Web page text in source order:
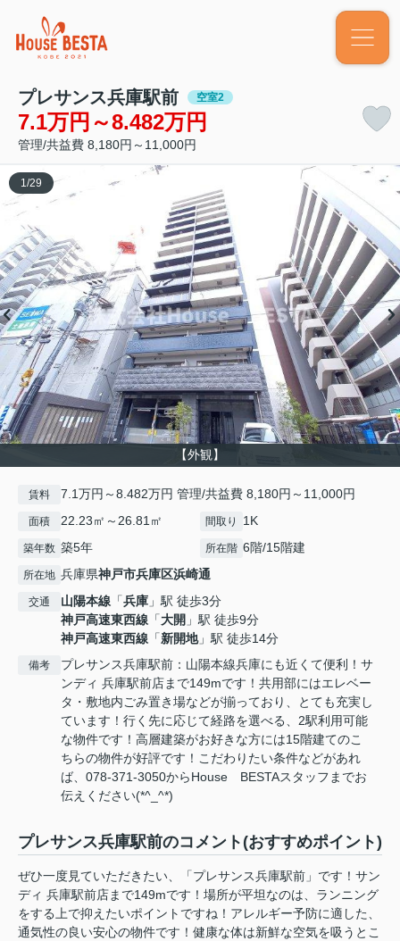
プレサンス兵庫駅前 空室2
7.1万円～8.482万円
管理/共益費 8,180円～11,000円
【外観】
1 /29
賃料 7.1万円～8.482万円 管理/共益費 8,180円～11,000円
面積 22.23㎡～26.81㎡ 間取り 1K
築年数 築5年 所在階 6階/15階建
所在地 兵庫県神戸市兵庫区浜崎通
交通 山陽本線 「兵庫 」駅 徒歩3分
神戸高速東西線 「大開 」駅 徒歩9分
神戸高速東西線 「新開地」駅 徒歩14分
備考
プレサンス兵庫駅前：山陽本線兵庫にも近くて便利！サ
ンディ 兵庫駅前店まで149mです！共用部にはエレベー
タ・敷地内ごみ置き場などが揃っており、とても充実し
ています！行く先に応じて経路を選べる、2駅利用可能
な物件です！高層建築がお好きな方には15階建てのこ
ちらの物件が好評です！こだわりたい条件などがあれ
ば、078-371-3050からHouse BESTAスタッフまでお
伝えください(*^_^*)
プレサンス兵庫駅前のコメント(おすすめポイント)
ぜひ一度見ていただきたい、「プレサンス兵庫駅前」です！サン
ディ 兵庫駅前店まで149mです！場所が平坦なのは、ランニング
をする上で抑えたいポイントですね！アレルギー予防に適した、
通気性の良い安心の物件です！健康な体は新鮮な空気を吸うとこ